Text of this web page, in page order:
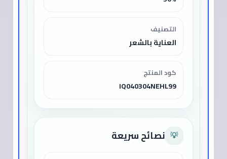
التصنيف
العناية بالشعر
كود المنتج
IQ040304NEHL99
💡 نصائح سريعة